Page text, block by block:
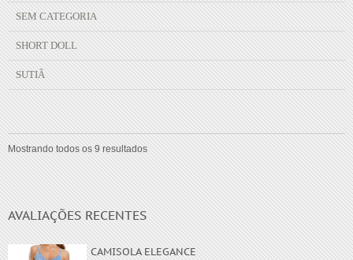
SEM CATEGORIA
SHORT DOLL
SUTIÃ
Mostrando todos os 9 resultados
AVALIAÇÕES RECENTES
CAMISOLA ELEGANCE